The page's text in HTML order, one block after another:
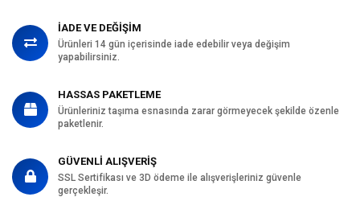
İADE VE DEĞİŞİM
Ürünleri 14 gün içerisinde iade edebilir veya değişim
yapabilirsiniz.
HASSAS PAKETLEME
Ürünleriniz taşıma esnasında zarar görmeyecek şekilde özenle
paketlenir.
GÜVENLİ ALIŞVERİŞ
SSL Sertifikası ve 3D ödeme ile alışverişleriniz güvenle
gerçekleşir.